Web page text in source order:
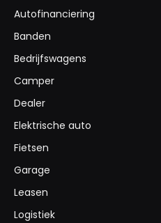
Autofinanciering
Banden
Bedrijfswagens
Camper
Dealer
Elektrische auto
Fietsen
Garage
Leasen
Logistiek